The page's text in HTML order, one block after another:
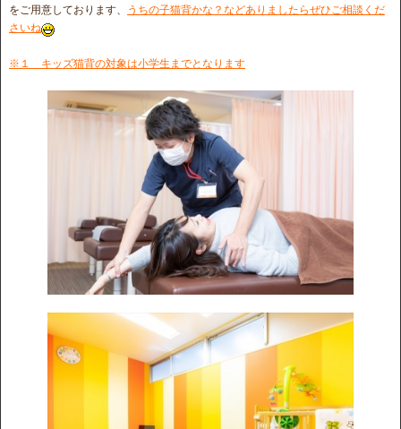
をご用意しております、
うちの子猫背かな？などありましたらぜひご相談くだ
さいね
※１ キッズ猫背の対象は小学生までとなります